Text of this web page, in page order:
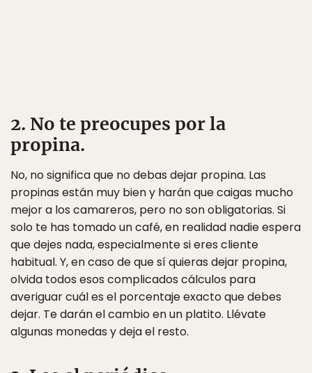
2. No te preocupes por la
propina.
No, no significa que no debas dejar propina. Las
propinas están muy bien y harán que caigas mucho
mejor a los camareros, pero no son obligatorias. Si
solo te has tomado un café, en realidad nadie espera
que dejes nada, especialmente si eres cliente
habitual. Y, en caso de que sí quieras dejar propina,
olvida todos esos complicados cálculos para
averiguar cuál es el porcentaje exacto que debes
dejar. Te darán el cambio en un platito. Llévate
algunas monedas y deja el resto.